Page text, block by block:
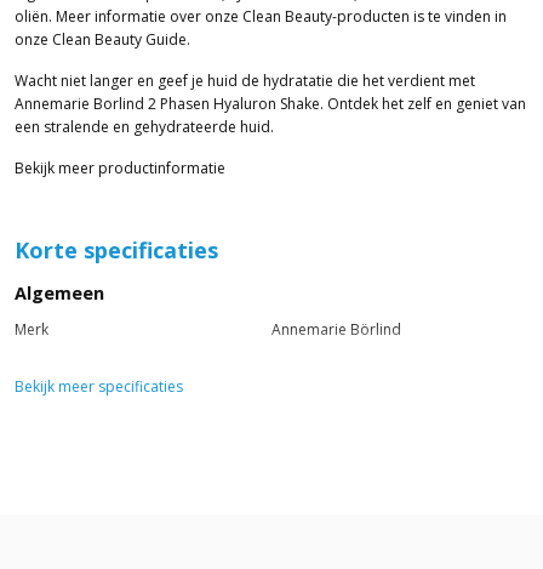
oliën. Meer informatie over onze Clean Beauty-producten is te vinden in
onze Clean Beauty Guide.
Wacht niet langer en geef je huid de hydratatie die het verdient met
Annemarie Borlind 2 Phasen Hyaluron Shake. Ontdek het zelf en geniet van
een stralende en gehydrateerde huid.
Bekijk meer productinformatie
Korte specificaties
Algemeen
Merk Annemarie Börlind
Bekijk meer specificaties